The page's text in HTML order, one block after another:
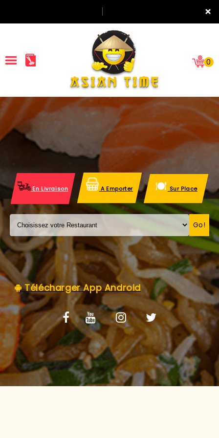
×
ACCUEIL
LA CARTE
VOS AVIS
MENTIONS LÉGALES
C.G.V
0
En Livraison A Emporter Sur Place
Go!
Télécharger App Android